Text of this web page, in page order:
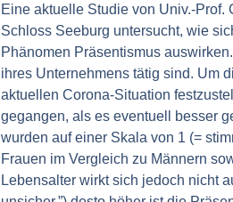
Eine aktuelle Studie von Univ.-
Schloss Seeburg untersucht, wie
Phänomen Präsentismus
ihres Unternehmens tätig sind. Um
aktuellen Corona-Situation
gegangen, als es eventuell besser
wurden auf einer Skala von 1 (=
Frauen im Vergleich zu Männern
Lebensalter wirkt sich jedoch nicht